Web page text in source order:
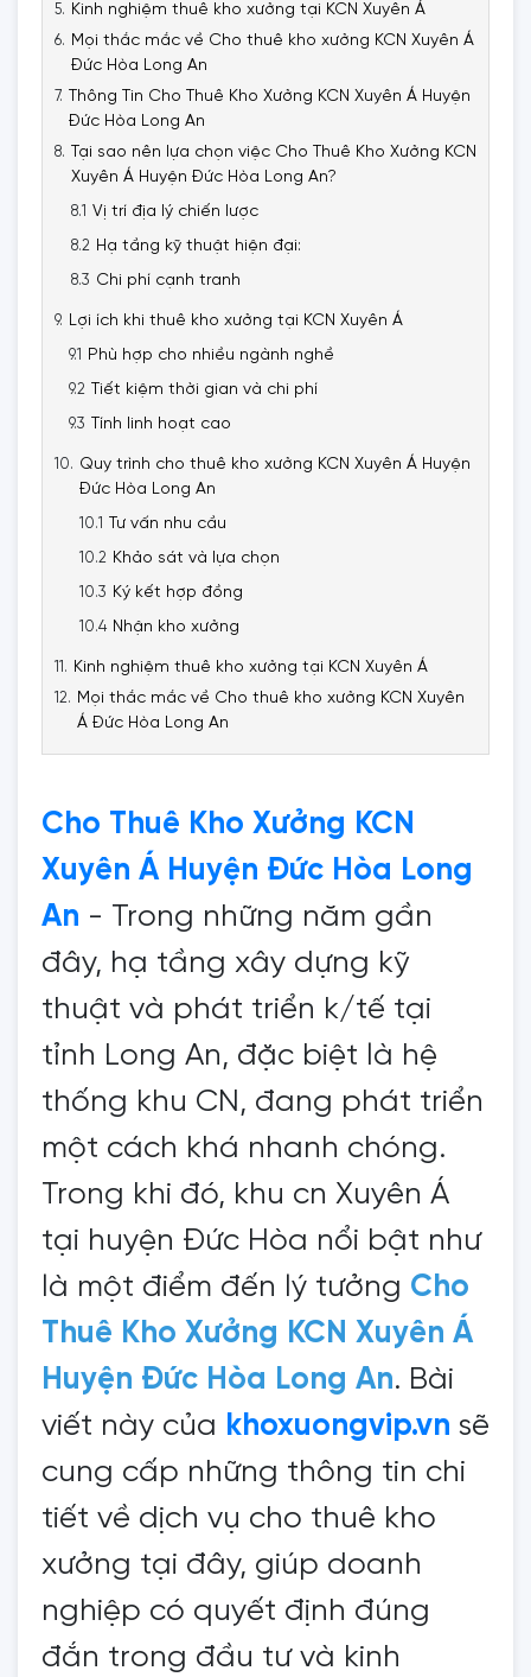
Kinh nghiệm thuê kho xưởng tại KCN Xuyên Á
Mọi thắc mắc về Cho thuê kho xưởng KCN Xuyên Á
Đức Hòa Long An
Thông Tin Cho Thuê Kho Xưởng KCN Xuyên Á Huyện
Đức Hòa Long An
Tại sao nên lựa chọn việc Cho Thuê Kho Xưởng KCN
Xuyên Á Huyện Đức Hòa Long An?
Vị trí địa lý chiến lược
Hạ tầng kỹ thuật hiện đại:
Chi phí cạnh tranh
Lợi ích khi thuê kho xưởng tại KCN Xuyên Á
Phù hợp cho nhiều ngành nghề
Tiết kiệm thời gian và chi phí
Tính linh hoạt cao
Quy trình cho thuê kho xưởng KCN Xuyên Á Huyện
Đức Hòa Long An
Tư vấn nhu cầu
Khảo sát và lựa chọn
Ký kết hợp đồng
Nhận kho xưởng
Kinh nghiệm thuê kho xưởng tại KCN Xuyên Á
Mọi thắc mắc về Cho thuê kho xưởng KCN Xuyên
Á Đức Hòa Long An
Cho Thuê Kho Xưởng KCN
Xuyên Á Huyện Đức Hòa Long
An - Trong những năm gần
đây, hạ tầng xây dựng kỹ
thuật và phát triển k/tế tại
tỉnh Long An, đặc biệt là hệ
thống khu CN, đang phát triển
một cách khá nhanh chóng.
Trong khi đó, khu cn Xuyên Á
tại huyện Đức Hòa nổi bật như
là một điểm đến lý tưởng Cho
Thuê Kho Xưởng KCN Xuyên Á
Huyện Đức Hòa Long An. Bài
viết này của khoxuongvip.vn sẽ
cung cấp những thông tin chi
tiết về dịch vụ cho thuê kho
xưởng tại đây, giúp doanh
nghiệp có quyết định đúng
đắn trong đầu tư và kinh